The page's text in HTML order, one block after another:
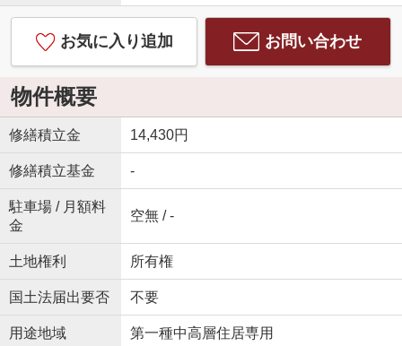
お気に入り追加 お問い合わせ
物件概要
修繕積立金 14,430円
修繕積立基金 -
駐車場 / 月額料
金
空無 / -
土地権利 所有権
国土法届出要否 不要
用途地域 第一種中高層住居専用